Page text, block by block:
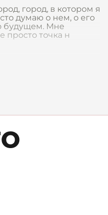
город, в котором я
думаю о нем, о его
будущем. Мне
просто точка н